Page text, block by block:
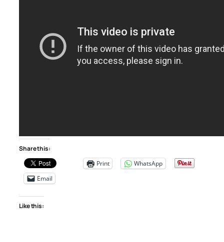
Share this:
Print
WhatsApp
Email
Like this: